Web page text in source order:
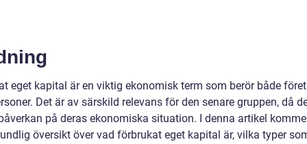
eget kapital är en viktig ekonomisk term som berör både
Det är av särskild relevans för den senare gruppen, då
på deras ekonomiska situation. I denna artikel
översikt över vad förbrukat eget kapital är, vilka typer